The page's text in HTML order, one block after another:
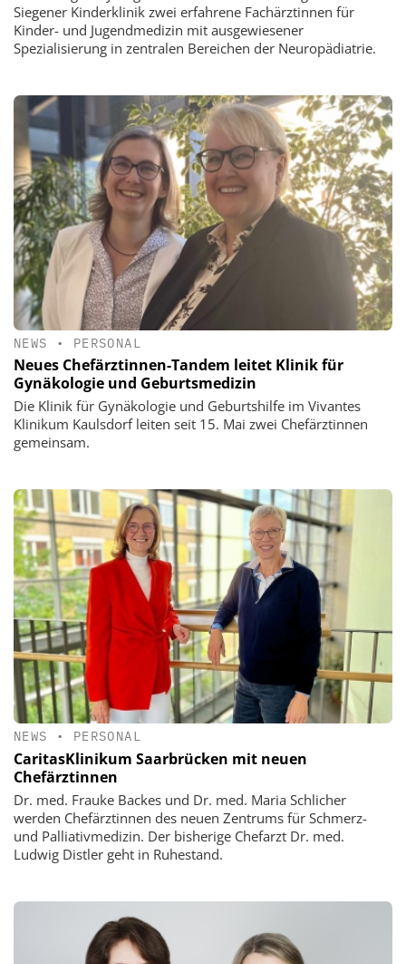
Siegener Kinderklinik zwei erfahrene Fachärztinnen für
Kinder- und Jugendmedizin mit ausgewiesener
Spezialisierung in zentralen Bereichen der Neuropädiatrie.
NEWS • PERSONAL
Neues Chefärztinnen-Tandem leitet Klinik für
Gynäkologie und Geburtsmedizin
Die Klinik für Gynäkologie und Geburtshilfe im Vivantes
Klinikum Kaulsdorf leiten seit 15. Mai zwei Chefärztinnen
gemeinsam.
NEWS • PERSONAL
CaritasKlinikum Saarbrücken mit neuen
Chefärztinnen
Dr. med. Frauke Backes und Dr. med. Maria Schlicher
werden Chefärztinnen des neuen Zentrums für Schmerz-
und Palliativmedizin. Der bisherige Chefarzt Dr. med.
Ludwig Distler geht in Ruhestand.